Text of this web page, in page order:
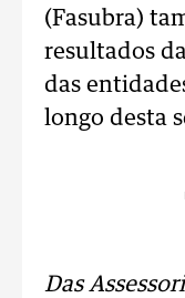
(Fasubra)
resultados
das
longo desta
Das